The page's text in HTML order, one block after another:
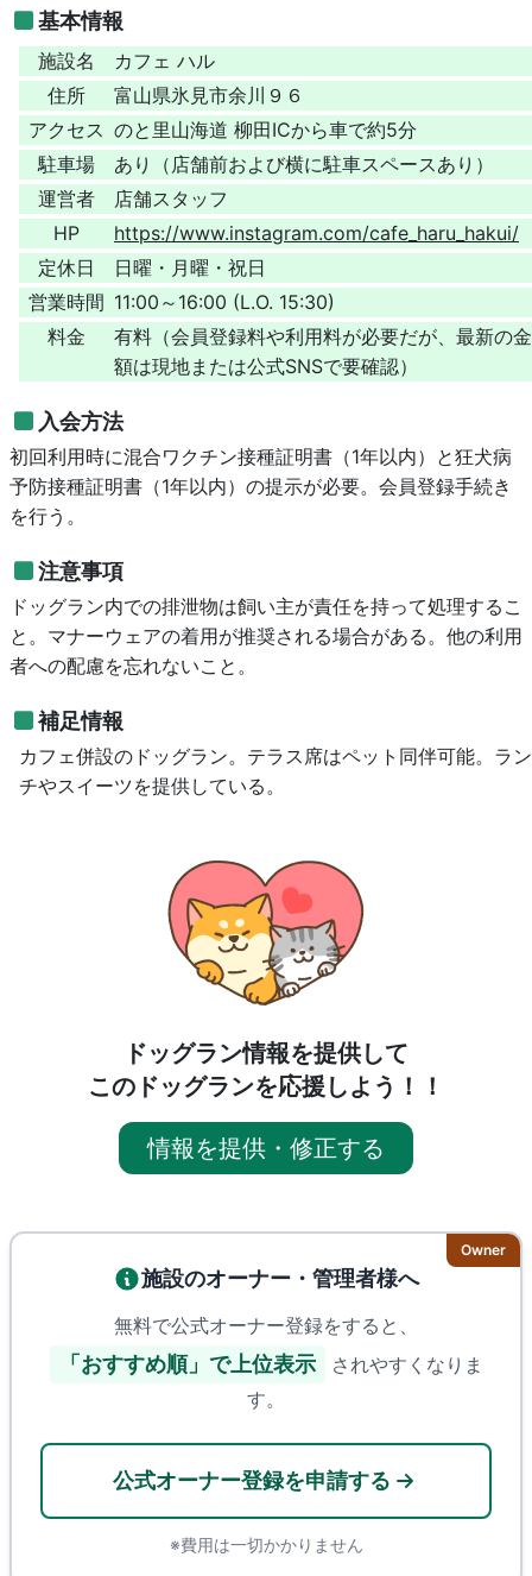
基本情報
施設名
カフェ ハル
住所
富山県氷見市余川９６
アクセス のと里山海道 柳田ICから車で約5分
駐車場
あり（店舗前および横に駐車スペースあり）
運営者
店舗スタッフ
HP
https://www.instagram.com/cafe_haru_hakui/
定休日
日曜・月曜・祝日
営業時間 11:00～16:00 (L.O. 15:30)
料金
有料（会員登録料や利用料が必要だが、最新の金
額は現地または公式SNSで要確認）
入会方法
初回利用時に混合ワクチン接種証明書（1年以内）と狂犬病
予防接種証明書（1年以内）の提示が必要。会員登録手続き
を行う。
注意事項
ドッグラン内での排泄物は飼い主が責任を持って処理するこ
と。マナーウェアの着用が推奨される場合がある。他の利用
者への配慮を忘れないこと。
補足情報
カフェ併設のドッグラン。テラス席はペット同伴可能。ラン
チやスイーツを提供している。
ドッグラン情報を提供して
このドッグランを応援しよう！！
情報を提供・修正する
Owner
施設のオーナー・管理者様へ
無料で公式オーナー登録をすると、
「おすすめ順」で上位表示
されやすくなりま
す。
公式オーナー登録を申請する
※費用は一切かかりません